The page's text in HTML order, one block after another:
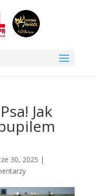
Jak
30, 2025 |